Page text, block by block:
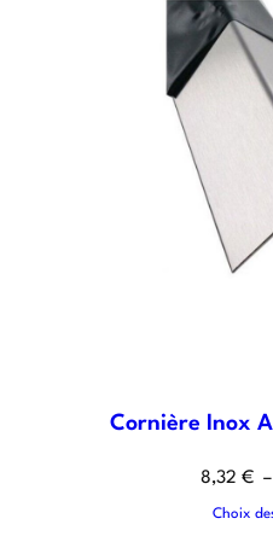
Cornière Inox
8,32 € –
Choix